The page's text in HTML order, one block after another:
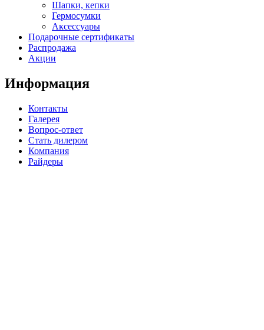
Шапки, кепки
Гермосумки
Аксессуары
Подарочные сертификаты
Распродажа
Акции
Информация
Контакты
Галерея
Вопрос-ответ
Стать дилером
Компания
Райдеры